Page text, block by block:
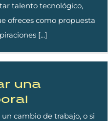
talento tecnológico,
ofreces como propuesta
[...]
una
cambio de trabajo, o si